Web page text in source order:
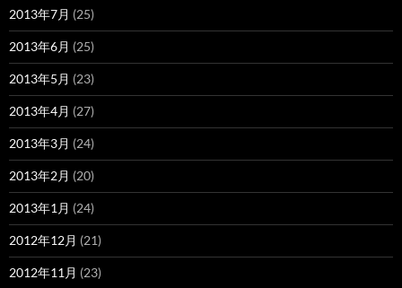
2013年7月 (25)
2013年6月 (25)
2013年5月 (23)
2013年4月 (27)
2013年3月 (24)
2013年2月 (20)
2013年1月 (24)
2012年12月 (21)
2012年11月 (23)